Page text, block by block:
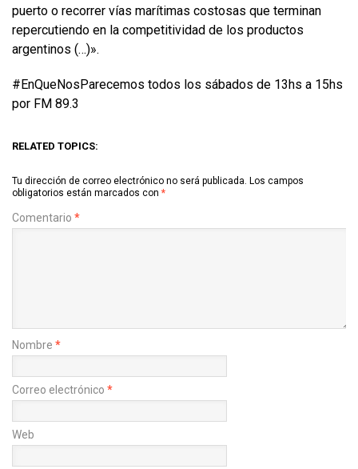
puerto o recorrer vías marítimas costosas que terminan
repercutiendo en la competitividad de los productos
argentinos (…)».
#EnQueNosParecemos todos los sábados de 13hs a 15hs
por FM 89.3
RELATED TOPICS:
Tu dirección de correo electrónico no será publicada. Los campos
obligatorios están marcados con *
Comentario *
Nombre *
Correo electrónico *
Web